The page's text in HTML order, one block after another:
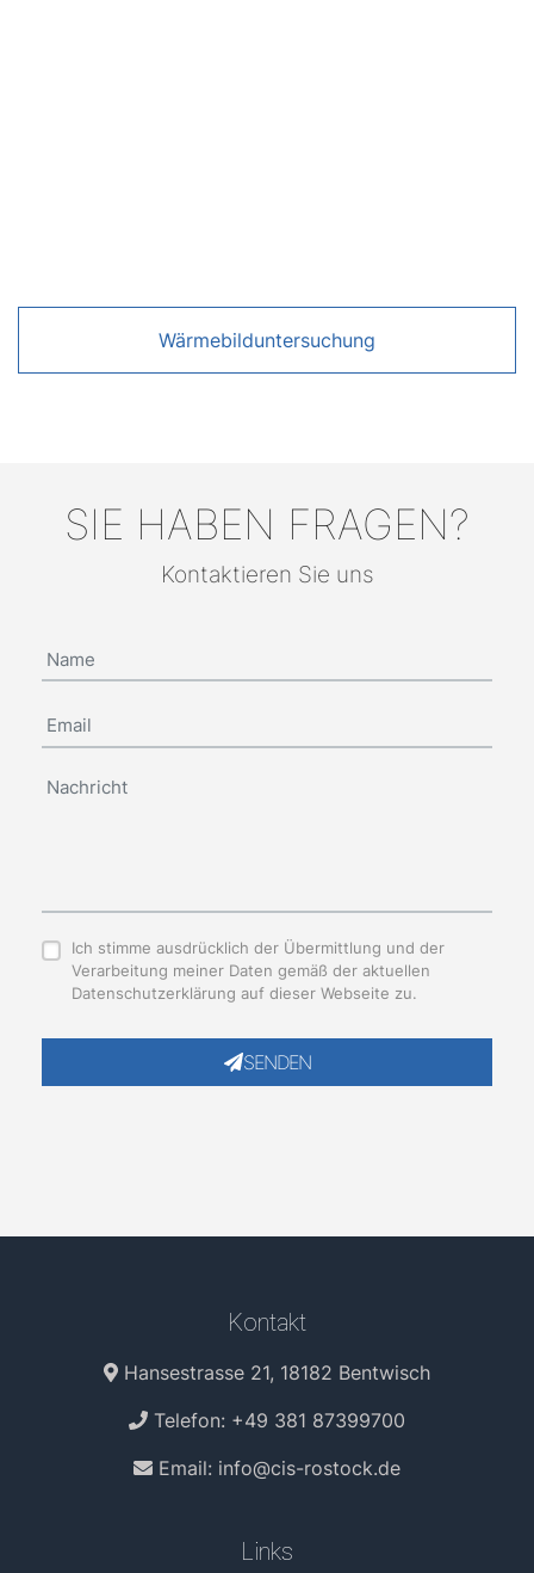
Wärmebilduntersuchung
SIE HABEN FRAGEN?
Kontaktieren Sie uns
Ich stimme ausdrücklich der Übermittlung und der
Verarbeitung meiner Daten gemäß der aktuellen
Datenschutzerklärung auf dieser Webseite zu.
SENDEN
Kontakt
Hansestrasse 21, 18182 Bentwisch
Telefon: +49 381 87399700
Email: info@cis-rostock.de
Links